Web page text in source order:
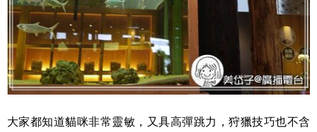
大家都知道貓咪非常靈敏，又具高彈跳力，狩獵技巧也不含